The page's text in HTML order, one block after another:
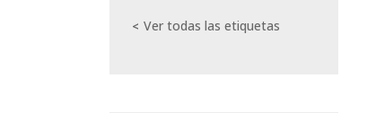
Ver todas las etiquetas